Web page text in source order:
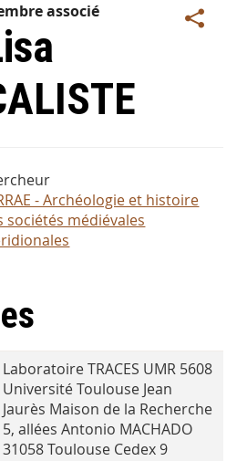
associé
- Archéologie et histoire
sociétés médiévales
Laboratoire TRACES UMR 5608
Université Toulouse Jean
Jaurès Maison de la Recherche
5, allées Antonio MACHADO
31058 Toulouse Cedex 9